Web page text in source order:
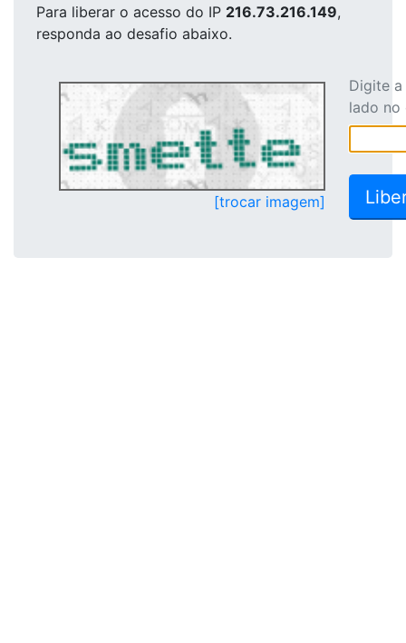
Para liberar o acesso do IP 216.73.216.149,
responda ao desafio abaixo.
[trocar imagem]
Digite
lado no